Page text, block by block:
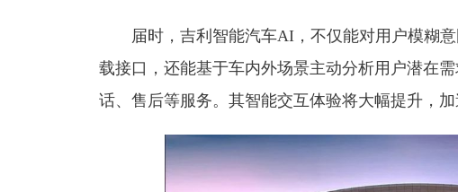
届时，吉利智能汽车AI，不仅能对用户模糊
载接口，还能基于车内外场景主动分析用户潜在
话、售后等服务。其智能交互体验将大幅提升，